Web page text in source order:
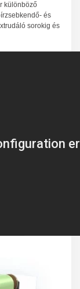
különböző
és
sorokig és